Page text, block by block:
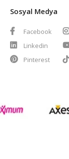
Sosyal Medya
Facebook
Linkedin
Pinterest